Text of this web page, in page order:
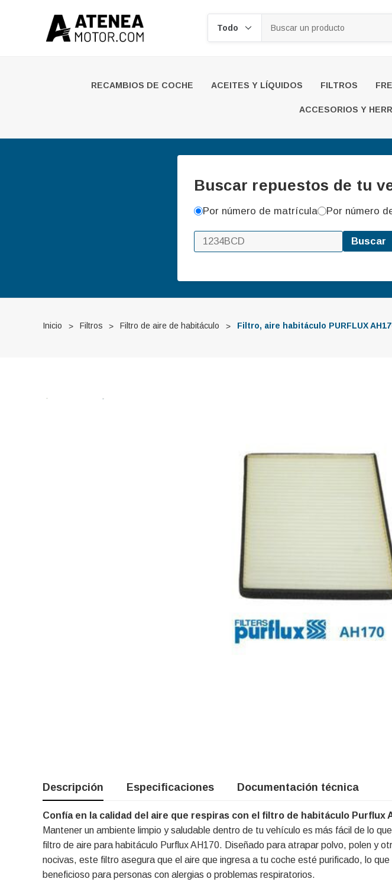
RECAMBIOS DE COCHE ACEITES Y LÍQUIDOS FILTROS
ACCESORIOS Y
Buscar repuestos de tu
Por número de matrícula Por número
Buscar
Inicio Filtros Filtro de aire de habitáculo Filtro, aire habitáculo PURFLUX
Descripción Especificaciones Documentación técnica
Confía en la calidad del aire que respiras con el filtro de habitáculo Purflux
Mantener un ambiente limpio y saludable dentro de tu vehículo es más fácil de lo
filtro de aire para habitáculo Purflux AH170. Diseñado para atrapar polvo, polen y
nocivas, este filtro asegura que el aire que ingresa a tu coche esté purificado, lo
beneficioso para personas con alergias o problemas respiratorios.